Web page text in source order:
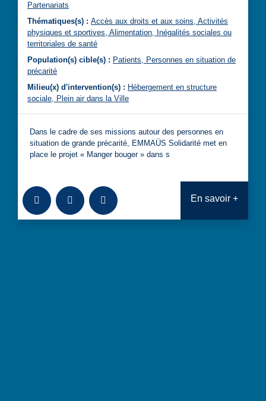
Partenariats
Thématiques(s) : Accès aux droits et aux soins, Activités
physiques et sportives, Alimentation, Inégalités sociales ou
territoriales de santé
Population(s) cible(s) : Patients, Personnes en situation de
précarité
Milieu(x) d'intervention(s) : Hébergement en structure
sociale, Plein air dans la Ville
Dans le cadre de ses missions autour des personnes en
situation de grande précarité, EMMAÜS Solidarité met en
place le projet « Manger bouger » dans s
Ajouter à la bibliothèque
TéléchargerConsulter En savoir +